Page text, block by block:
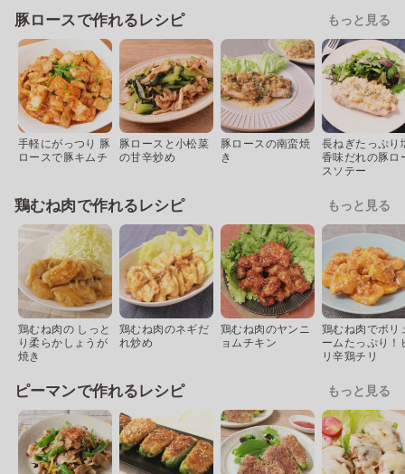
豚ロースで作れるレシピ もっと見る
手軽にがっつり 豚
ロースで豚キムチ
豚ロースと小松菜
の甘辛炒め
豚ロースの南蛮焼
き
長ねぎたっぷり
香味だれの豚ロ
スソテー
鶏むね肉で作れるレシピ もっと見る
鶏むね肉の しっと
り柔らかしょうが
焼き
鶏むね肉のネギだ
れ炒め
鶏むね肉のヤンニ
ョムチキン
鶏むね肉でボリ
ームたっぷり！
リ辛鶏チリ
ピーマンで作れるレシピ もっと見る